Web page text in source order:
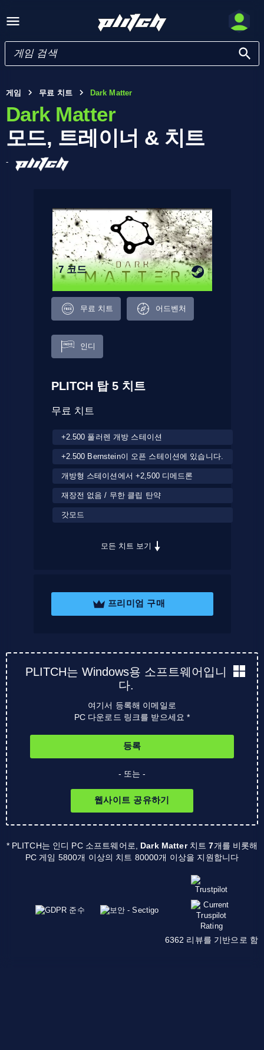
게임 무료 치트 Dark Matter
Dark Matter
모드, 트레이너 & 치트
-
7 코드
무료 치트 어드벤처
인디
PLITCH 탑 5 치트
무료 치트
+2.500 풀러렌 개방 스테이션
+2.500 Bernstein이 오픈 스테이션에 있습니다.
개방형 스테이션에서 +2,500 디메드론
재장전 없음 / 무한 클립 탄약
갓모드
모든 치트 보기
프리미엄 구매
PLITCH는 Windows용 소프트웨어입니
다.
여기서 등록해 이메일로
PC 다운로드 링크를 받으세요 *
등록
- 또는 -
웹사이트 공유하기
* PLITCH는 인디 PC 소프트웨어로, Dark Matter치트7개를 비롯해
PC 게임 5800개 이상의 치트 80000개 이상을 지원합니다
6362 리뷰를 기반으로 함